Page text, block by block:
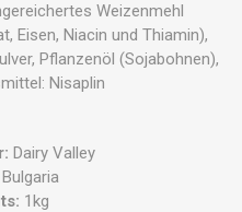
Weizenmehl
Eisen, Niacin und Thiamin),
Pflanzenöl (Sojabohnen),
Nisaplin
Dairy Valley
Bulgaria
1kg